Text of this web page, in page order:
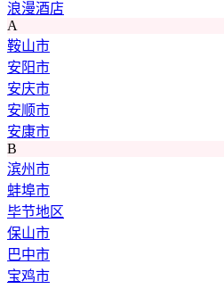
浪漫酒店
A
鞍山市
安阳市
安庆市
安顺市
安康市
B
滨州市
蚌埠市
毕节地区
保山市
巴中市
宝鸡市